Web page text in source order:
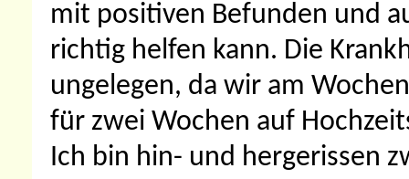
mit positiven Befunden und
richtig helfen kann. Die
ungelegen, da wir am
für zwei Wochen auf
Ich bin hin- und hergerissen